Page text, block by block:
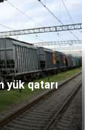
yük qatarı